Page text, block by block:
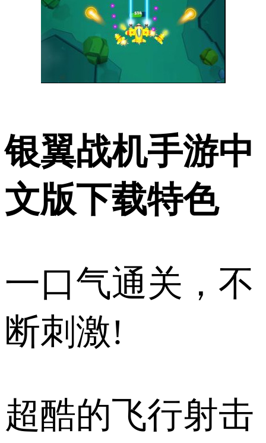
银翼战机手游中
文版下载特色
一口气通关，不
断刺激!
超酷的飞行射击